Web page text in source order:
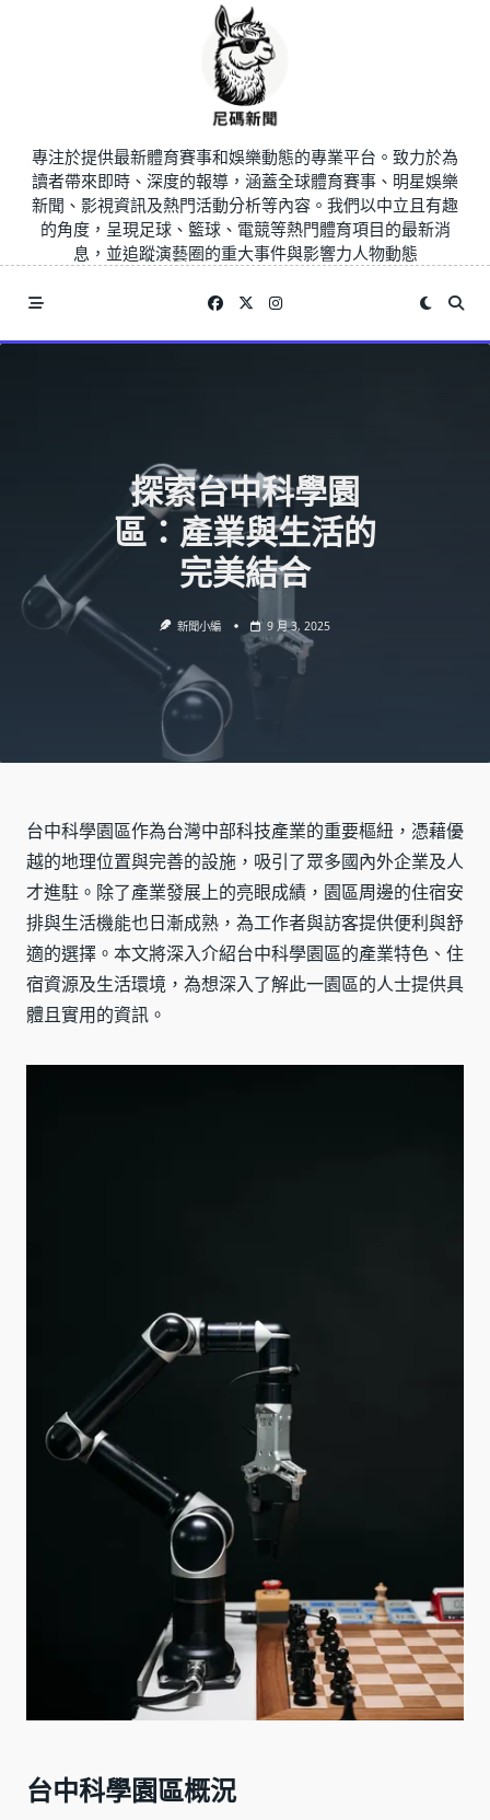
專注於提供最新體育賽事和娛樂動態的專業平台。致力於為
讀者帶來即時、深度的報導，涵蓋全球體育賽事、明星娛樂
新聞、影視資訊及熱門活動分析等內容。我們以中立且有趣
的角度，呈現足球、籃球、電競等熱門體育項目的最新消
息，並追蹤演藝圈的重大事件與影響力人物動態
探索台中科學園
區：產業與生活的
完美結合
新聞小編 9 月 3, 2025
台中科學園區作為台灣中部科技產業的重要樞紐，憑藉優
越的地理位置與完善的設施，吸引了眾多國內外企業及人
才進駐。除了產業發展上的亮眼成績，園區周邊的住宿安
排與生活機能也日漸成熟，為工作者與訪客提供便利與舒
適的選擇。本文將深入介紹台中科學園區的產業特色、住
宿資源及生活環境，為想深入了解此一園區的人士提供具
體且實用的資訊。
台中科學園區概況